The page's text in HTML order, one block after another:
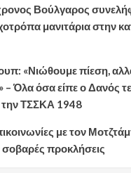
Βούλγαρος
μανιτάρια στην
«Νιώθουμε πίεση,
– Όλα όσα είπε ο Δανός
την ΤΣΣΚΑ 1948
με τον
σοβαρές προκλήσεις